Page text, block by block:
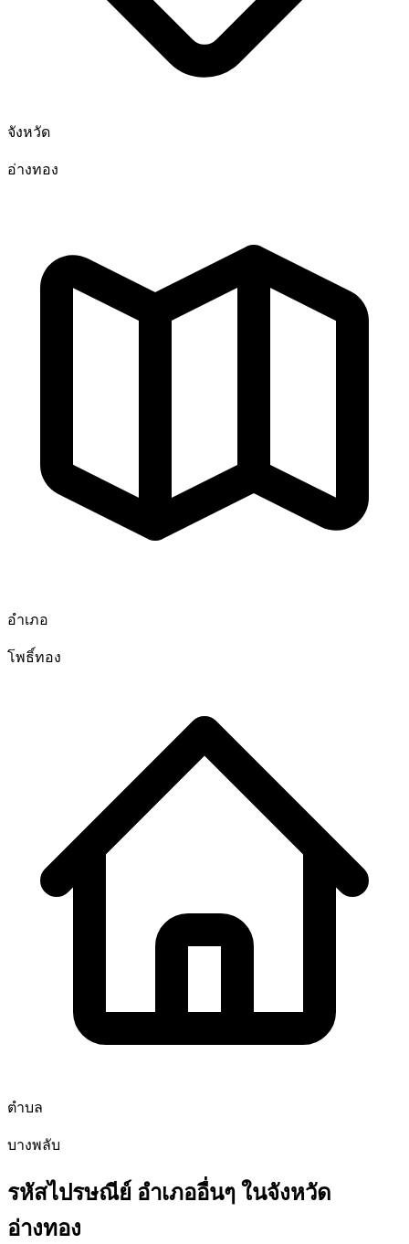
จังหวัด
อ่างทอง
อำเภอ
โพธิ์ทอง
ตำบล
บางพลับ
รหัสไปรษณีย์ อำเภออื่นๆ ในจังหวัด
อ่างทอง